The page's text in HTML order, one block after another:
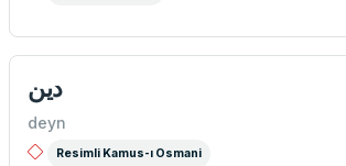
دین
deyn
Resimli Kamus-ı Osmani